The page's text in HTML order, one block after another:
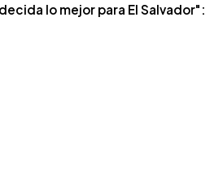
lo mejor para El Salvador":